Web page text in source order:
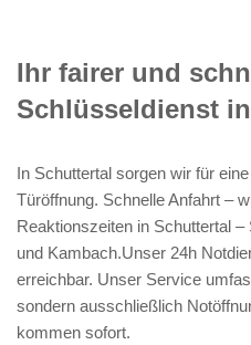
Ihr fairer und
Schlüsseldienst
In Schuttertal sorgen wir für
Türöffnung. Schnelle Anfahrt –
Reaktionszeiten in Schuttertal
und Kambach.Unser 24h
erreichbar. Unser Service
sondern ausschließlich
kommen sofort.